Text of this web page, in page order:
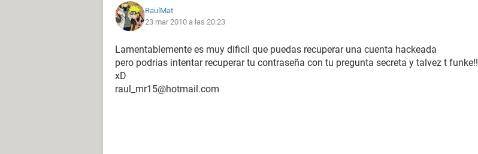
RaulMat
23 mar 2010 a las 20:23
Lamentablemente es muy dificil que puedas recuperar una cuenta hackeada
pero podrias intentar recuperar tu contraseña con tu pregunta secreta y talvez t funke!!
xD
raul_mr15@hotmail.com